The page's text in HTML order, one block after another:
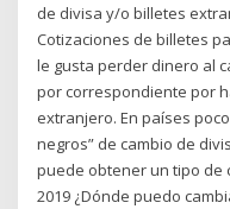
de divisa y/o billetes
Cotizaciones de billetes
le gusta perder dinero al
por correspondiente por
extranjero. En países
negros” de cambio de
puede obtener un tipo de
2019 ¿Dónde puedo